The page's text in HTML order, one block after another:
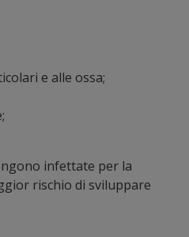
e alle ossa;
infettate per la
rischio di sviluppare